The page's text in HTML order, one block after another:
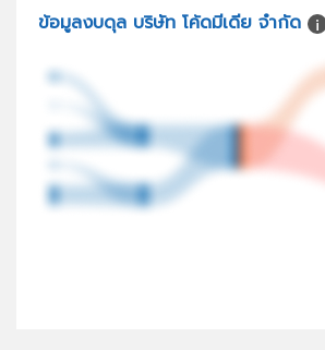
ข้อมูลงบดุล บริษัท โค้ดมีเดีย จำกัด